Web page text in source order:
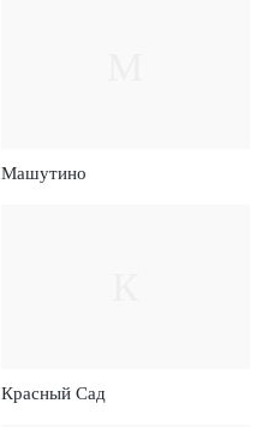
Машутино
Красный Сад